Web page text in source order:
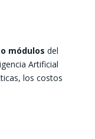
módulos del
Artificial
los costos